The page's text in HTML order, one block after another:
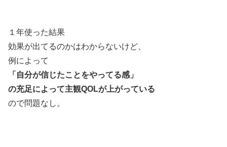
１年使った結果
効果が出てるのかはわからないけど、
例によって
「自分が信じたことをやってる感」
の充足によって主観QOLが上がっている
ので問題なし。